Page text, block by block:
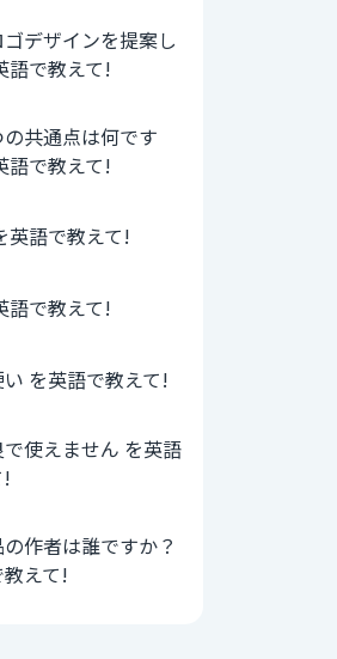
デザインを提案し
語で教えて!
の共通点は何です
語で教えて!
英語で教えて!
語で教えて!
を英語で教えて!
使えません を英語
!
作者は誰ですか？
えて!